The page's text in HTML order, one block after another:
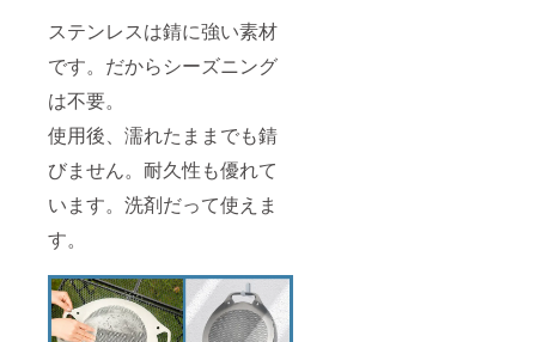
ステンレスは錆に強い素材
です。だからシーズニング
は不要。
使用後、濡れたままでも錆
びません。耐久性も優れて
います。洗剤だって使えま
す。